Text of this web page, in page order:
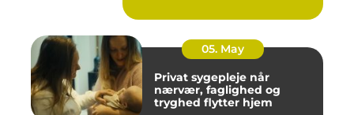
05. May
Privat sygepleje når
nærvær, faglighed og
tryghed flytter hjem